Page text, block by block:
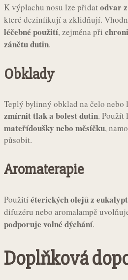
K výplachu nosu lze přidatodvar
které dezinfikují a zklidňují.
léčebné použití, zejména při
zánětu dutin.
Obklady
Teplý bylinný obklad na čelo nebo
zmírnit tlak a bolest dutin. Použít
mateřídoušky nebo měsíčku,
působit.
Aromaterapie
Použitíéterických olejů z
difuzéru nebo aromalampě
podporuje volné dýchání.
Doplňková